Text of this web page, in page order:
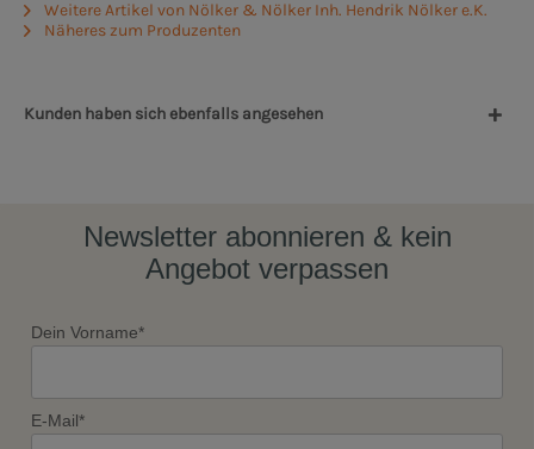
Weitere Artikel von Nölker & Nölker Inh. Hendrik Nölker e.K.
Näheres zum Produzenten
Kunden haben sich ebenfalls angesehen
Newsletter abonnieren & kein
Angebot verpassen
Dein Vorname*
E-Mail*